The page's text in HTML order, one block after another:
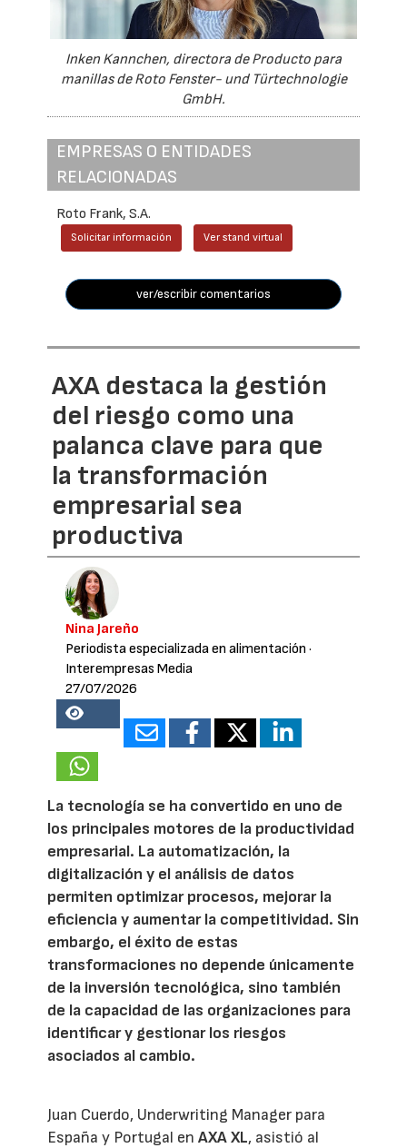
Inken Kannchen, directora de Producto para
manillas de Roto Fenster- und Türtechnologie
GmbH.
EMPRESAS O ENTIDADES
RELACIONADAS
Roto Frank, S.A.
Solicitar información Ver stand virtual
ver/escribir comentarios
AXA destaca la gestión
del riesgo como una
palanca clave para que
la transformación
empresarial sea
productiva
Nina Jareño
Periodista especializada en alimentación ·
Interempresas Media
27/07/2026
18148
La tecnología se ha convertido en uno de
los principales motores de la productividad
empresarial. La automatización, la
digitalización y el análisis de datos
permiten optimizar procesos, mejorar la
eficiencia y aumentar la competitividad. Sin
embargo, el éxito de estas
transformaciones no depende únicamente
de la inversión tecnológica, sino también
de la capacidad de las organizaciones para
identificar y gestionar los riesgos
asociados al cambio.
Juan Cuerdo, Underwriting Manager para
España y Portugal enAXA XL, asistió al